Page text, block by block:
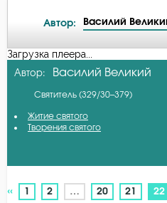
Ангел
Ангел Хранитель
Атеизм
Автор: Василий
А-я
Авва Дорофей
Авва Исайя (Скитский)
Авва Феона
Авва Филимон
Загрузка плеера...
Автор: Василий Великий
Святитель (329/30–379)
Житие святого
Творения святого
« 1 2 … 20 21 22